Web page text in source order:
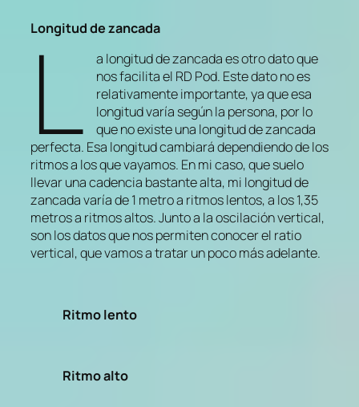
Longitud de zancada
L
a longitud de zancada es otro dato que
nos facilita el RD Pod. Este dato no es
relativamente importante, ya que esa
longitud varía según la persona, por lo
que no existe una longitud de zancada
perfecta. Esa longitud cambiará dependiendo de los
ritmos a los que vayamos. En mi caso, que suelo
llevar una cadencia bastante alta, mi longitud de
zancada varía de 1 metro a ritmos lentos, a los 1,35
metros a ritmos altos. Junto a la oscilación vertical,
son los datos que nos permiten conocer el ratio
vertical, que vamos a tratar un poco más adelante.
Ritmo lento
Ritmo alto